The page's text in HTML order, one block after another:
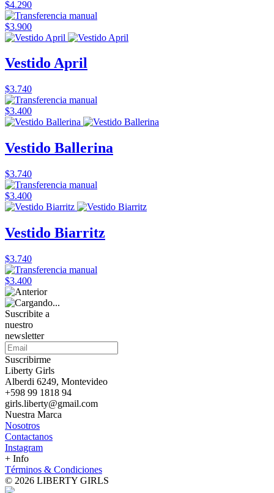
$4.290
$3.900
Vestido April
$3.740
$3.400
Vestido Ballerina
$3.740
$3.400
Vestido Biarritz
$3.740
$3.400
Suscribite a
nuestro
newsletter
Suscribirme
Liberty Girls
Alberdi 6249, Montevideo
+598 99 1818 94
girls.liberty@gmail.com
Nuestra Marca
Nosotros
Contactanos
Instagram
+ Info
Términos & Condiciones
© 2026 LIBERTY GIRLS